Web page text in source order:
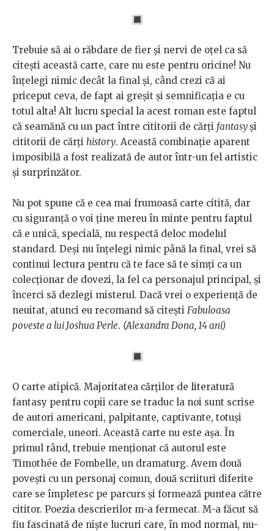
🔳
Trebuie să ai o răbdare de fier și nervi de oțel ca să
citești această carte, care nu este pentru oricine! Nu
înțelegi nimic decât la final și, când crezi că ai
priceput ceva, de fapt ai greșit și semnificația e cu
totul alta! Alt lucru special la acest roman este faptul
că seamănă cu un pact între cititorii de cărți fantasyși
cititorii de cărți history. Această combinație aparent
imposibilă a fost realizată de autor într-un fel artistic
și surprinzător.
Nu pot spune că e cea mai frumoasă carte citită, dar
cu siguranță o voi ține mereu în minte pentru faptul
că e unică, specială, nu respectă deloc modelul
standard. Deși nu înțelegi nimic până la final, vrei să
continui lectura pentru că te face să te simți ca un
colecționar de dovezi, la fel ca personajul principal, și
încerci să dezlegi misterul. Dacă vrei o experiență de
neuitat, atunci eu recomand să citești Fabuloasa
poveste a lui Joshua Perle. (Alexandra Dona, 14 ani)
🔳
O carte atipică. Majoritatea cărţilor de literatură
fantasy pentru copii care se traduc la noi sunt scrise
de autori americani, palpitante, captivante, totuşi
comerciale, uneori. Această carte nu este aşa. În
primul rând, trebuie menţionat că autorul este
Timothée de Fombelle, un dramaturg. Avem două
poveşti cu un personaj comun, două scriituri diferite
care se împletesc pe parcurs şi formează puntea către
cititor. Poezia descrierilor m-a fermecat. M-a făcut să
fiu fascinată de nişte lucruri care, în mod normal, nu-